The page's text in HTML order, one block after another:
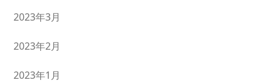
2023年3月
2023年2月
2023年1月